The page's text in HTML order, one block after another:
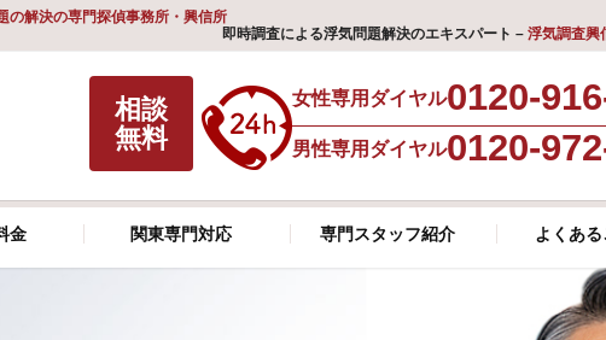
の解決の専門探偵事務所・興信所
即時調査による浮気問題解決のエキスパート – 浮気調査興
相談
無料
女性専用ダイヤル0120-
男性専用ダイヤル0120-
金 関東専門対応 専門スタッフ紹介 よくある